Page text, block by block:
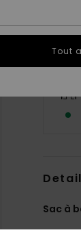
Sac à
Style
Tout